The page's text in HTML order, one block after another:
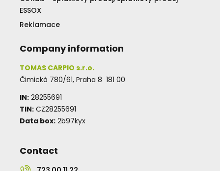
ESSOX
Reklamace
Company information
TOMAS CARPIO s.r.o.
Čimická 780/61, Praha 8 181 00
IN: 28255691
TIN: CZ28255691
Data box: 2b97kyx
Contact